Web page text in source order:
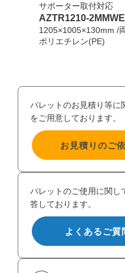
サポーター取付対応
AZTR1210-2MMWE
1205×1005×130mm /
ポリエチレン(PE)
パレットのお見積り等に
をご用意しております。
お見積りのご
パレットのご使用に関し
答しております。
よくあるご質